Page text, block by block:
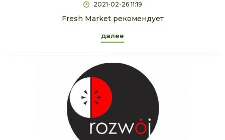
2021-02-26 11:19
Fresh Market рекомендует
далее